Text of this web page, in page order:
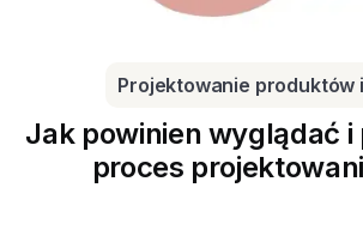
Projektowanie produktów i
Jak powinien wyglądać i
proces